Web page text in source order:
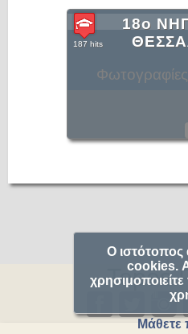
18ο
187 hits
Ο ιστότοπος
cookies.
Μάθετε